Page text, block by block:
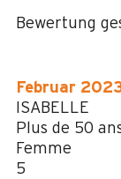
Bewertung
Februar
ISABELLE
Plus de 50
Femme
5